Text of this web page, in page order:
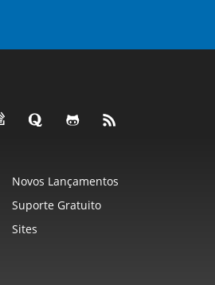
Novos Lançamentos
Suporte Gratuito
Sites